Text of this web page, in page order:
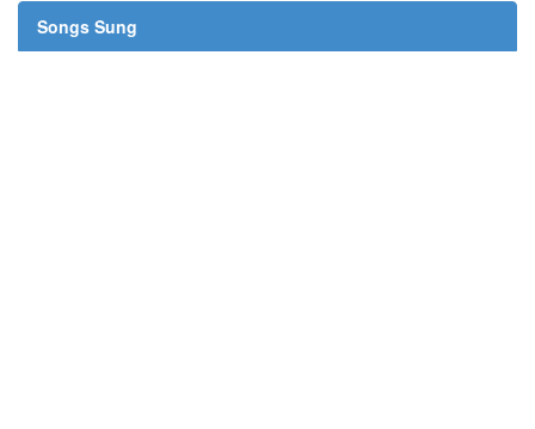
Songs Sung